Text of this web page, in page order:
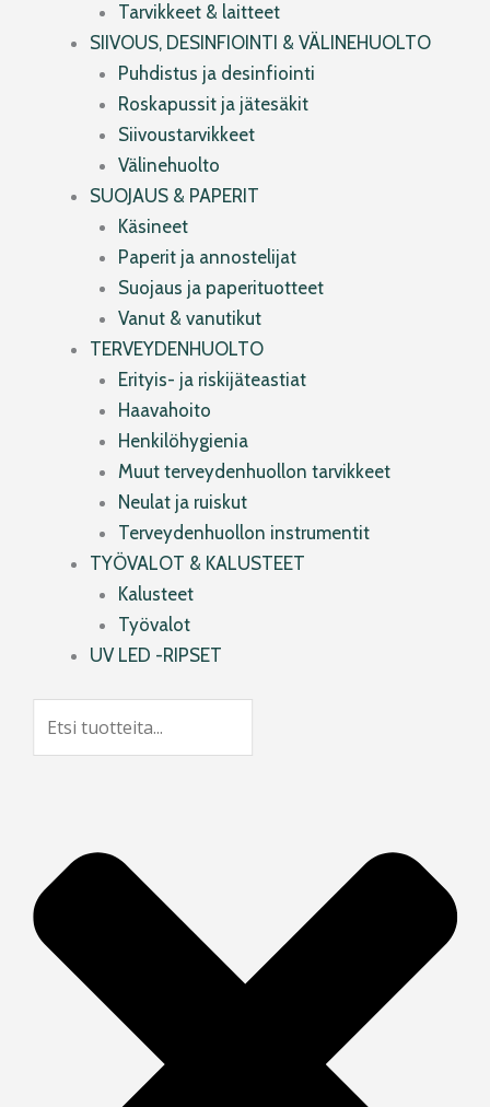
Tarvikkeet & laitteet
SIIVOUS, DESINFIOINTI & VÄLINEHUOLTO
Puhdistus ja desinfiointi
Roskapussit ja jätesäkit
Siivoustarvikkeet
Välinehuolto
SUOJAUS & PAPERIT
Käsineet
Paperit ja annostelijat
Suojaus ja paperituotteet
Vanut & vanutikut
TERVEYDENHUOLTO
Erityis- ja riskijäteastiat
Haavahoito
Henkilöhygienia
Muut terveydenhuollon tarvikkeet
Neulat ja ruiskut
Terveydenhuollon instrumentit
TYÖVALOT & KALUSTEET
Kalusteet
Työvalot
UV LED -RIPSET